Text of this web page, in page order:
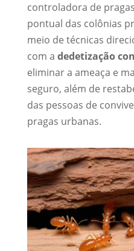
controladora de
pontual das colônias
meio de técnicas
com a dedetização
eliminar a ameaça e
seguro, além de
das pessoas de
pragas urbanas.